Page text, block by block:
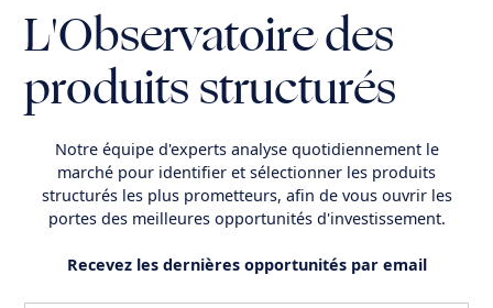
L'Observatoire des
produits structurés
Notre équipe d'experts analyse quotidiennement le
marché pour identifier et sélectionner les produits
structurés les plus prometteurs, afin de vous ouvrir les
portes des meilleures opportunités d'investissement.
Recevez les dernières opportunités par email